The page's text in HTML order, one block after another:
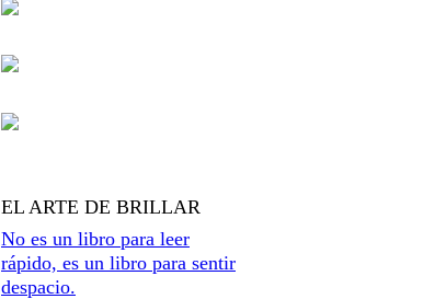
EL ARTE DE BRILLAR
No es un libro para leer
rápido, es un libro para sentir
despacio.